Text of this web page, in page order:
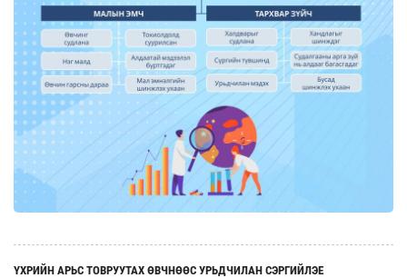
ҮХРИЙН АРЬС ТОВРУУТАХ ӨВЧНӨӨС УРЬДЧИЛАН СЭРГИЙЛЭЕ